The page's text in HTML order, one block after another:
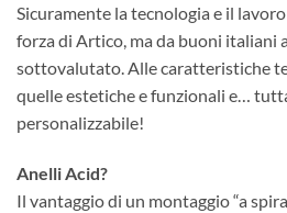
Sicuramente la tecnologia e il
forza di Artico, ma da buoni italiani
sottovalutato. Alle caratteristiche
quelle estetiche e funzionali e…
personalizzabile!
Anelli Acid?
Il vantaggio di un montaggio “a